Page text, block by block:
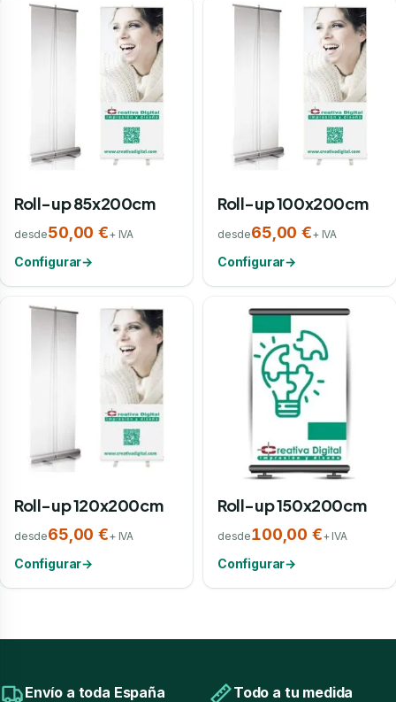
Roll-up 85x200cm
desde50,00 €+ IVA
Configurar→
Roll-up 100x200cm
desde65,00 €+ IVA
Configurar→
Roll-up 120x200cm
desde65,00 €+ IVA
Configurar→
Roll-up 150x200cm
desde100,00 €+ IVA
Configurar→
Envío a toda España Todo a tu medida